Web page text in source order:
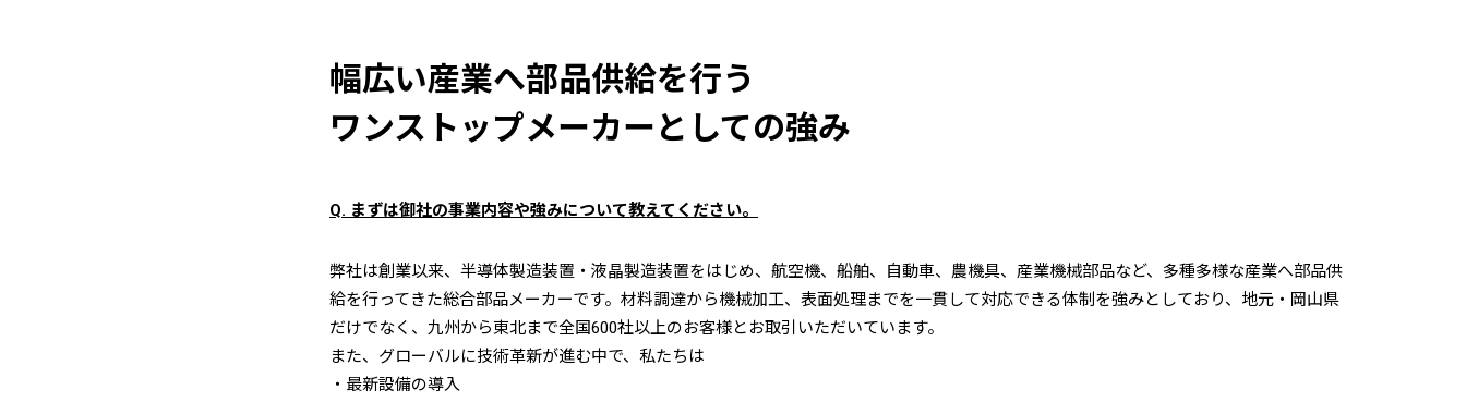
幅広い産業へ部品供給を行う
ワンストップメーカーとしての強み
Q. まずは御社の事業内容や強みについて教えてください。
弊社は創業以来、半導体製造装置・液晶製造装置をはじめ、航空機、船舶、自動車、農機具、産業機械部品など、多種多様な産業へ部品供
給を行ってきた総合部品メーカーです。材料調達から機械加工、表面処理までを一貫して対応できる体制を強みとしており、地元・岡山県
だけでなく、九州から東北まで全国600社以上のお客様とお取引いただいています。
また、グローバルに技術革新が進む中で、私たちは
・最新設備の導入